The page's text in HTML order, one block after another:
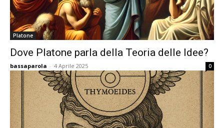
Platone
Dove Platone parla della Teoria delle Idee?
bassaparola - 4 Aprile 2025 0